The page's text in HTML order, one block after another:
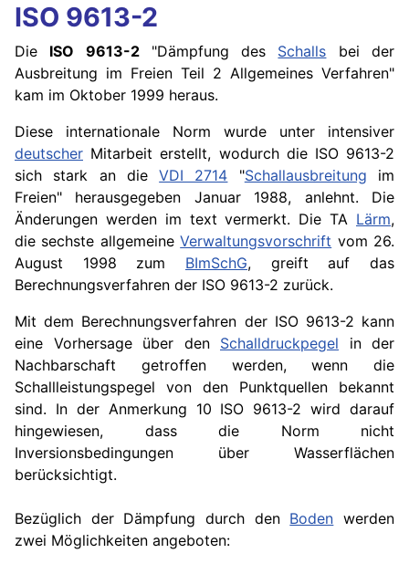
ISO 9613-2
Die ISO 9613-2"Dämpfung des Schalls bei der
Ausbreitung im Freien Teil 2 Allgemeines Verfahren"
kam im Oktober 1999 heraus.
Diese internationale Norm wurde unter intensiver
deutscher Mitarbeit erstellt, wodurch die ISO 9613-2
sich stark an dieVDI 2714 "Schallausbreitung im
Freien" herausgegeben Januar 1988, anlehnt. Die
Änderungen werden im text vermerkt. Die TA Lärm,
die sechste allgemeineVerwaltungsvorschrift vom 26.
August 1998 zum BImSchG, greift auf das
Berechnungsverfahren der ISO 9613-2 zurück.
Mit dem Berechnungsverfahren der ISO 9613-2 kann
eine Vorhersage über den Schalldruckpegel in der
Nachbarschaft getroffen werden, wenn die
Schallleistungspegel von den Punktquellen bekannt
sind. In der Anmerkung 10 ISO 9613-2 wird darauf
hingewiesen, dass die Norm nicht
Inversionsbedingungen über Wasserflächen
berücksichtigt.
Bezüglich der Dämpfung durch den Boden werden
zwei Möglichkeiten angeboten: